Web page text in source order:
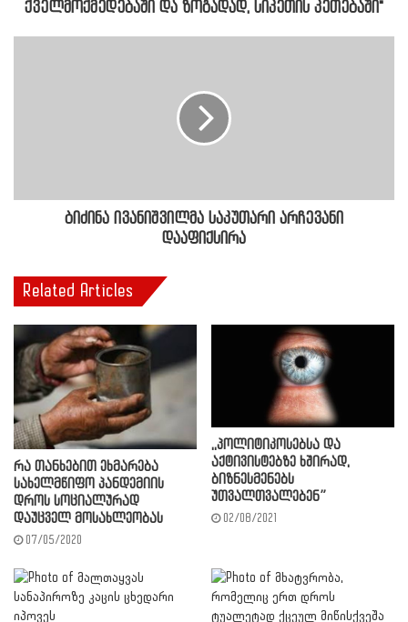
ქველმოქმედებაში და ზოგადად, სიკეთის კეთებაში"
ბიძინა ივანიშვილმა საკუთარი არჩევანი
დააფიქსირა
Related Articles
რა თანხებით ეხმარება
სახელმწიფო პანდემიის
დროს სოციალურად
დაუცველ მოსახლეობას
07/05/2020
,,პოლიტიკოსებსა და
აქტივისტებზე ხშირად,
ბიზნესმენებს
უთვალთვალებენ”
02/08/2021